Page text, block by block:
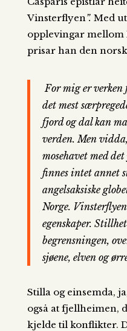
Vinsterflyen ”. Med
opplevingar mellom
prisar han den
For mig er
det mest
fjord og dal kan
verden. Men
mosehavet med
finnes intet annet
angelsaksiske
Norge.
egenskaper.
begrensningen,
sjøene, elven og
Stilla og einsemda,
også at fjellheimen,
kjelde til konflikter.